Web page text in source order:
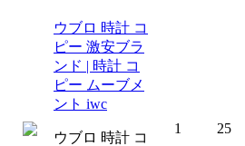
ウブロ 時計 コ
ピー 激安ブラ
ンド | 時計 コ
ピー ムーブメ
ント iwc
ウブロ 時計 コ
1 25